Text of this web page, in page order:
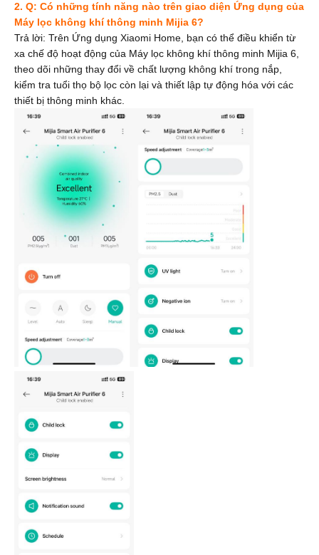
2. Q: Có những tính năng nào trên giao diện Ứng dụng của
Máy lọc không khí thông minh Mijia 6?
Trả lời: Trên Ứng dụng Xiaomi Home, bạn có thể điều khiển từ
xa chế độ hoạt động của Máy lọc không khí thông minh Mijia 6,
theo dõi những thay đổi về chất lượng không khí trong nắp,
kiểm tra tuổi thọ bộ lọc còn lại và thiết lập tự động hóa với các
thiết bị thông minh khác.